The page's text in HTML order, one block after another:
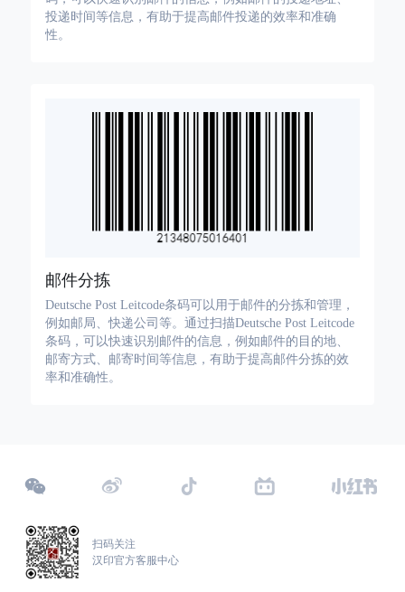
投递时间等信息，有助于提高邮件投递的效率和准确
性。
邮件分拣
Deutsche Post Leitcode条码可以用于邮件的分拣和管理，
例如邮局、快递公司等。通过扫描Deutsche Post Leitcode
条码，可以快速识别邮件的信息，例如邮件的目的地、
邮寄方式、邮寄时间等信息，有助于提高邮件分拣的效
率和准确性。
扫码关注
汉印官方客服中心